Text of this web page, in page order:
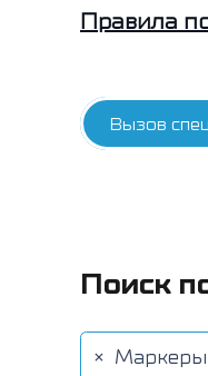
Правила
Вызов
Поиск
× Маркеры